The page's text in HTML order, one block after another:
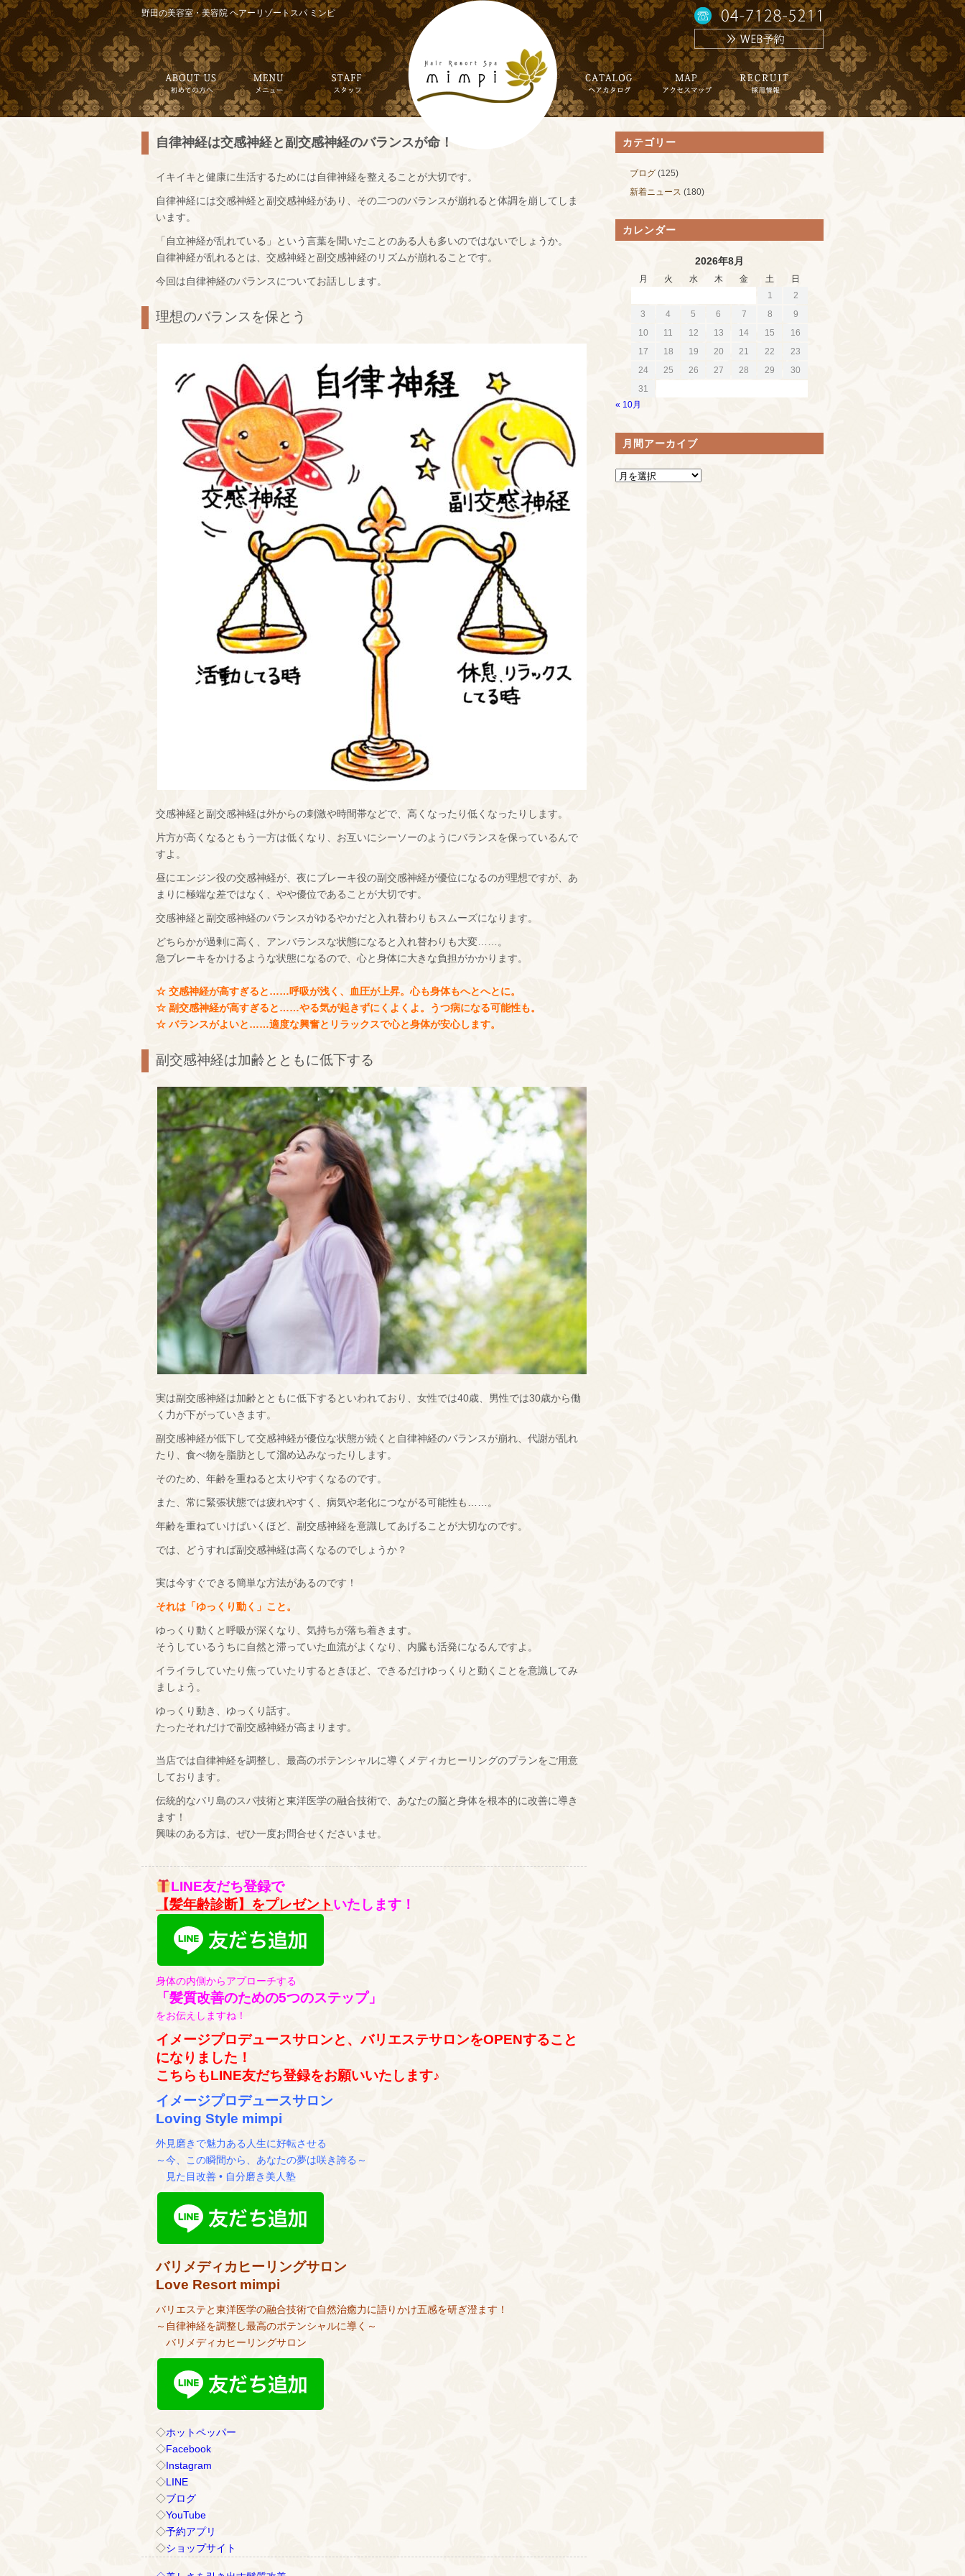
野田の美容室・美容院 ヘアーリゾートスパ ミンピ
自律神経は交感神経と副交感神経のバランスが命！
イキイキと健康に生活するためには自律神経を整えることが大切です。
自律神経には交感神経と副交感神経があり、その二つのバランスが崩れると体調を崩してしま
います。
「自立神経が乱れている」という言葉を聞いたことのある人も多いのではないでしょうか。
自律神経が乱れるとは、交感神経と副交感神経のリズムが崩れることです。
今回は自律神経のバランスについてお話しします。
理想のバランスを保とう
交感神経と副交感神経は外からの刺激や時間帯などで、高くなったり低くなったりします。
片方が高くなるともう一方は低くなり、お互いにシーソーのようにバランスを保っているんで
すよ。
昼にエンジン役の交感神経が、夜にブレーキ役の副交感神経が優位になるのが理想ですが、あ
まりに極端な差ではなく、やや優位であることが大切です。
交感神経と副交感神経のバランスがゆるやかだと入れ替わりもスムーズになります。
どちらかが過剰に高く、アンバランスな状態になると入れ替わりも大変……。
急ブレーキをかけるような状態になるので、心と身体に大きな負担がかかります。
☆ 交感神経が高すぎると……呼吸が浅く、血圧が上昇。心も身体もへとへとに。
☆ 副交感神経が高すぎると……やる気が起きずにくよくよ。うつ病になる可能性も。
☆ バランスがよいと……適度な興奮とリラックスで心と身体が安心します。
副交感神経は加齢とともに低下する
実は副交感神経は加齢とともに低下するといわれており、女性では40歳、男性では30歳から働
く力が下がっていきます。
副交感神経が低下して交感神経が優位な状態が続くと自律神経のバランスが崩れ、代謝が乱れ
たり、食べ物を脂肪として溜め込みなったりします。
そのため、年齢を重ねると太りやすくなるのです。
また、常に緊張状態では疲れやすく、病気や老化につながる可能性も……。
年齢を重ねていけばいくほど、副交感神経を意識してあげることが大切なのです。
では、どうすれば副交感神経は高くなるのでしょうか？
実は今すぐできる簡単な方法があるのです！
それは「ゆっくり動く」こと。
ゆっくり動くと呼吸が深くなり、気持ちが落ち着きます。
そうしているうちに自然と滞っていた血流がよくなり、内臓も活発になるんですよ。
イライラしていたり焦っていたりするときほど、できるだけゆっくりと動くことを意識してみ
ましょう。
ゆっくり動き、ゆっくり話す。
たったそれだけで副交感神経が高まります。
当店では自律神経を調整し、最高のポテンシャルに導くメディカヒーリングのプランをご用意
しております。
伝統的なバリ島のスパ技術と東洋医学の融合技術で、あなたの脳と身体を根本的に改善に導き
ます！
興味のある方は、ぜひ一度お問合せくださいませ。
LINE友だち登録で
【髪年齢診断】をプレゼントいたします！
身体の内側からアプローチする
「髪質改善のための5つのステップ」
をお伝えしますね！
イメージプロデュースサロンと、バリエステサロンをOPENすること
になりました！
こちらもLINE友だち登録をお願いいたします♪
イメージプロデュースサロン
Loving Style mimpi
外見磨きで魅力ある人生に好転させる
～今、この瞬間から、あなたの夢は咲き誇る～
見た目改善 • 自分磨き美人塾
バリメディカヒーリングサロン
Love Resort mimpi
バリエステと東洋医学の融合技術で自然治癒力に語りかけ五感を研ぎ澄ます！
～自律神経を調整し最高のポテンシャルに導く～
バリメディカヒーリングサロン
◇ホットペッパー
◇Facebook
◇Instagram
◇LINE
◇ブログ
◇YouTube
◇予約アプリ
◇ショップサイト
カテゴリー
ブログ (125)
新着ニュース (180)
カレンダー
2026年8月
月 火 水 木 金 土
日
1
2
3
4 5 6 7 8
9
10
11 12 13 14 15
16
17
18 19 20 21 22
23
24
25 26 27 28 29
30
31
« 10月
月間アーカイブ